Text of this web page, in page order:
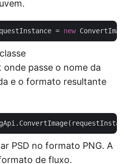
= new
passe o nome da
e o formato resultante
PSD no formato PNG. A
de fluxo.